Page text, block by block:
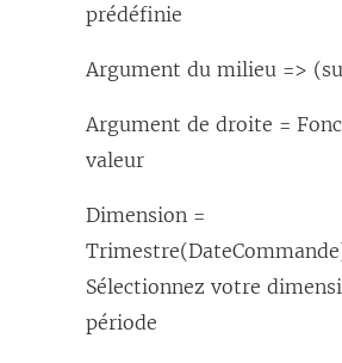
prédéfinie
Argument du milieu =>
Argument de droite =
valeur
Dimension =
Sélectionnez votre
période